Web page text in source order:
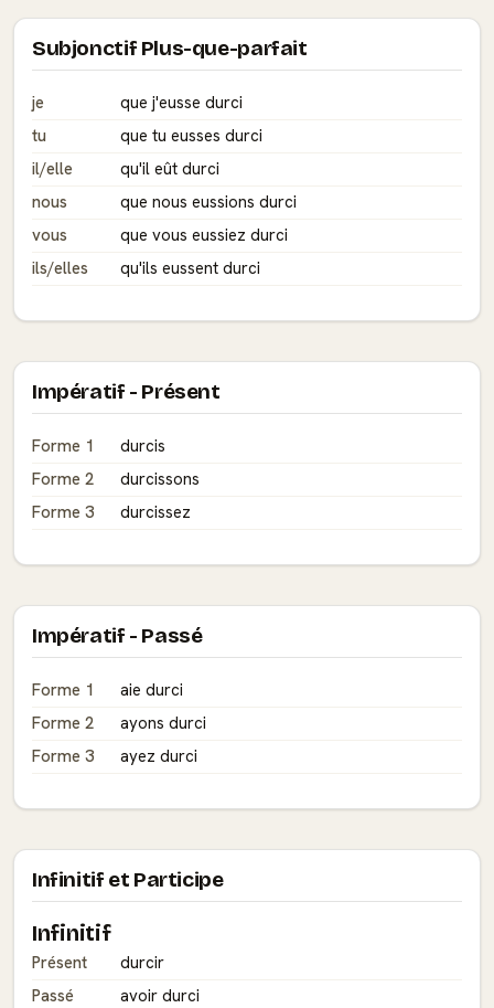
Subjonctif Plus-que-parfait
je
que j'eusse durci
tu
que tu eusses durci
il/elle
qu'il eût durci
nous
que nous eussions durci
vous
que vous eussiez durci
ils/elles
qu'ils eussent durci
Impératif - Présent
Forme 1
durcis
Forme 2
durcissons
Forme 3
durcissez
Impératif - Passé
Forme 1
aie durci
Forme 2
ayons durci
Forme 3
ayez durci
Infinitif et Participe
Infinitif
Présent
durcir
Passé
avoir durci